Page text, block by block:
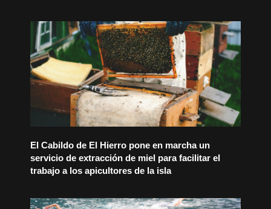
El Cabildo de El Hierro pone en marcha un
servicio de extracción de miel para facilitar el
trabajo a los apicultores de la isla